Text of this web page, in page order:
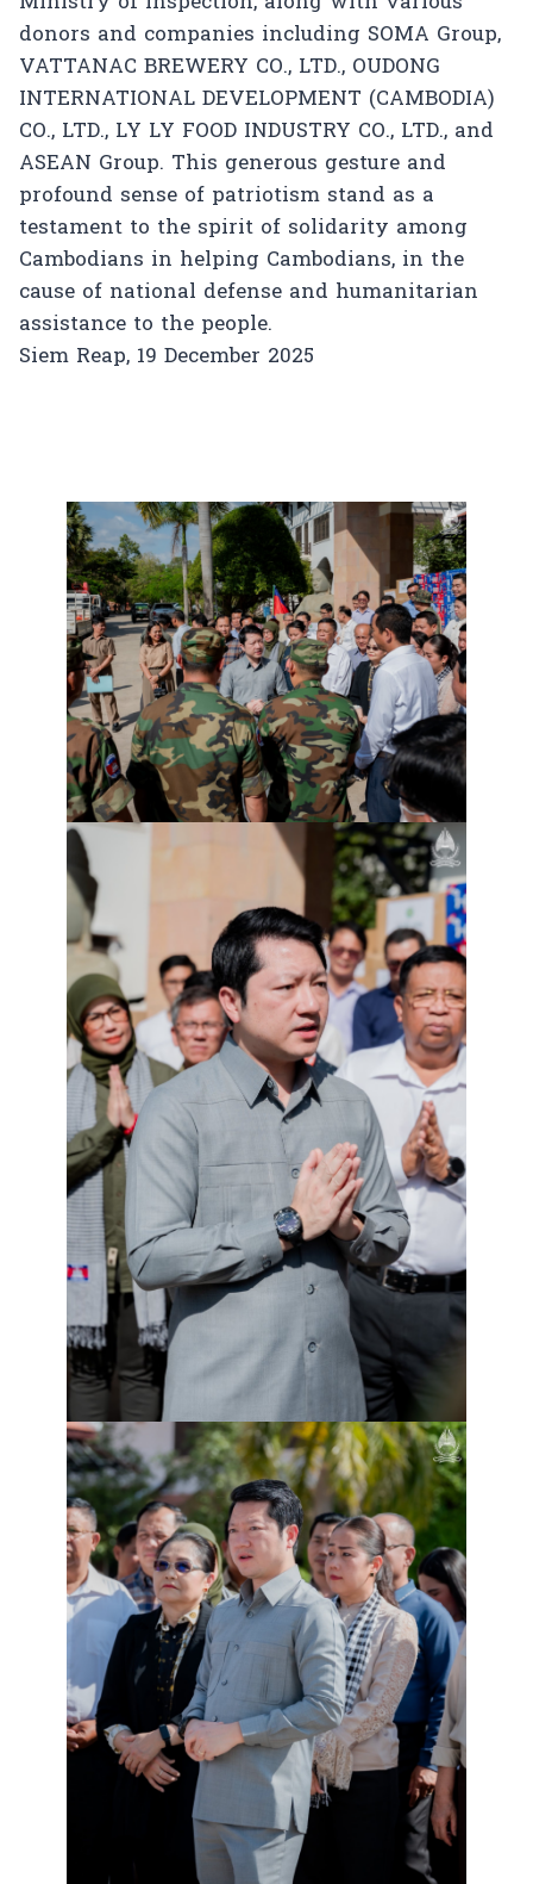
donors and companies including SOMA Group,
VATTANAC BREWERY CO., LTD., OUDONG
INTERNATIONAL DEVELOPMENT (CAMBODIA)
CO., LTD., LY LY FOOD INDUSTRY CO., LTD., and
ASEAN Group. This generous gesture and
profound sense of patriotism stand as a
testament to the spirit of solidarity among
Cambodians in helping Cambodians, in the
cause of national defense and humanitarian
assistance to the people.
Siem Reap, 19 December 2025